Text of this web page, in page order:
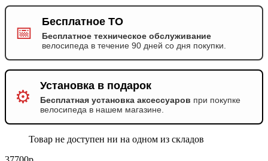
📅
Бесплатное ТО
Бесплатное техническое обслуживание
велосипеда в течение 90 дней со дня покупки.
⚙️
Установка в подарок
Бесплатная установка аксессуаров при покупке
велосипеда в нашем магазине.
Товар не доступен ни на одном из складов